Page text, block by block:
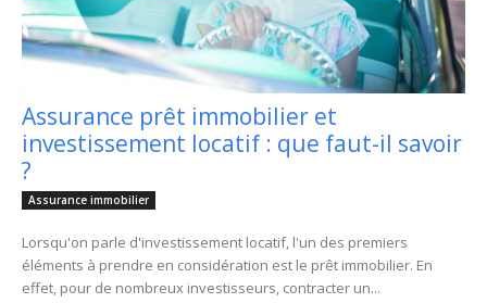
Assurance prêt immobilier et
investissement locatif : que faut-il savoir
?
Assurance immobilier
Lorsqu'on parle d'investissement locatif, l'un des premiers
éléments à prendre en considération est le prêt immobilier. En
effet, pour de nombreux investisseurs, contracter un...